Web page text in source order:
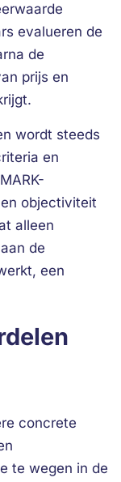
evalueren de
de
prijs en
wordt steeds
en
objectiviteit
alleen
de
een
concrete
te wegen in de